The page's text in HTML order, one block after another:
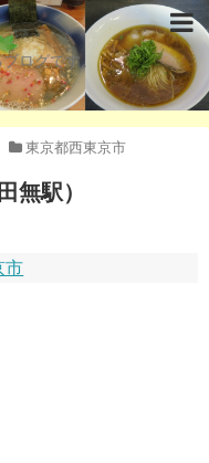
ログです。
東京都西東京市
無駅）
市